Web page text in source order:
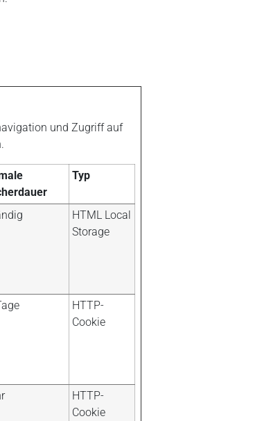
und Zugriff auf
Typ
HTML Local
Storage
HTTP-
Cookie
HTTP-
Cookie